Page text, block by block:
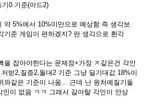
0 기준(아드2)
약 5%에서 10%미만으로 예상함 즉 생각보
기준 게임이 편하겠지? 란 생각으로 환각
을 잡아야한다는 문제점+가장 ㅈ같은건 각인
받2,질증2,돌대2 기준 그냥 딜기대값 18%이
와같은 기준이 나옴.. 근데 난 원처예질기돌
이 없음 ㅋㅋ 그래서 갈아탈 각인이 안상